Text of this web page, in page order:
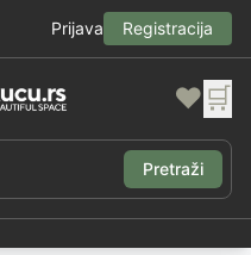
Prijava Registracija
❤️ 🛒
Pretraži